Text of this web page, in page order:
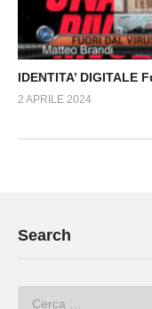
IDENTITA’ DIGITALE
2 APRILE 2024
Search